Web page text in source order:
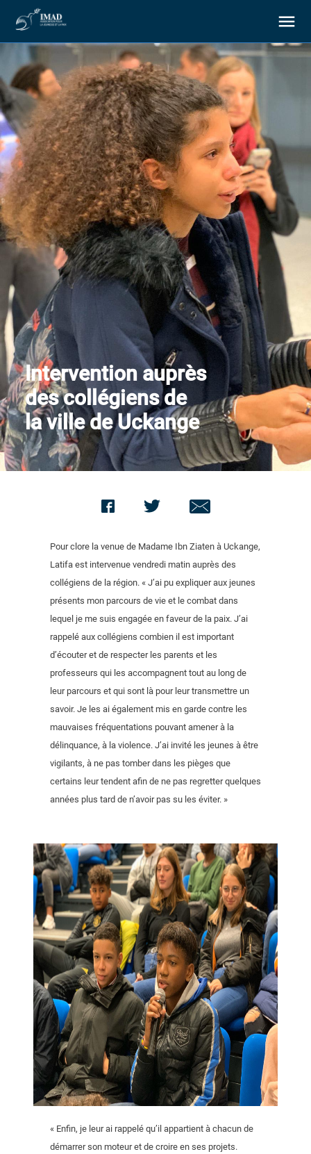
À propos
Nos objectifs
Notre action
Ressources
Nous soutenir
Nous contacter
Intervention auprès
des collégiens de
la ville de Uckange
Pour clore la venue de Madame Ibn Ziaten à Uckange,
Latifa est intervenue vendredi matin auprès des
collégiens de la région. « J’ai pu expliquer aux jeunes
présents mon parcours de vie et le combat dans
lequel je me suis engagée en faveur de la paix. J’ai
rappelé aux collégiens combien il est important
d’écouter et de respecter les parents et les
professeurs qui les accompagnent tout au long de
leur parcours et qui sont là pour leur transmettre un
savoir. Je les ai également mis en garde contre les
mauvaises fréquentations pouvant amener à la
délinquance, à la violence. J’ai invité les jeunes à être
vigilants, à ne pas tomber dans les pièges que
certains leur tendent afin de ne pas regretter quelques
années plus tard de n’avoir pas su les éviter. »
« Enfin, je leur ai rappelé qu’il appartient à chacun de
démarrer son moteur et de croire en ses projets.